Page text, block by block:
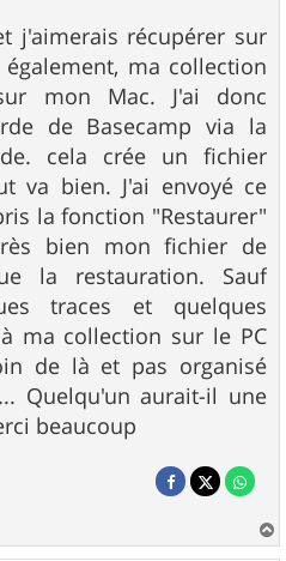
j'aimerais récupérer sur
également, ma collection
mon Mac. J'ai donc
de Basecamp via la
cela crée un fichier
va bien. J'ai envoyé ce
la fonction "Restaurer"
bien mon fichier de
la restauration. Sauf
traces et quelques
ma collection sur le PC
de là et pas organisé
Quelqu'un aurait-il une
beaucoup
a